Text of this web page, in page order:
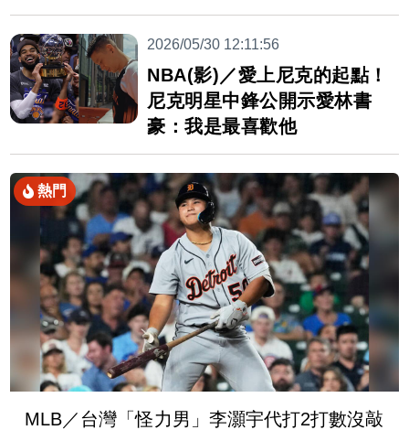
2026/05/30 12:11:56
NBA(影)／愛上尼克的起點！
尼克明星中鋒公開示愛林書
豪：我是最喜歡他
熱門
MLB／台灣「怪力男」李灝宇代打2打數沒敲